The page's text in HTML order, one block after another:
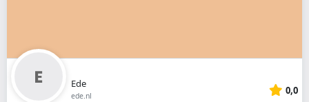
Ede
ede.nl 0,0